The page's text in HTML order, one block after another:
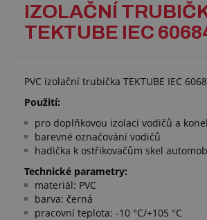
IZOLAČNÍ
TEKTUBE IEC
PVC izolační trubička TEKTUBE IEC
Použití:
pro doplňkovou izolaci vodičů a
barevné označování vodičů
hadička k ostřikovačům skel
Technické parametry:
materiál: PVC
barva: černá
pracovní teplota: -10 °C/+105 °C